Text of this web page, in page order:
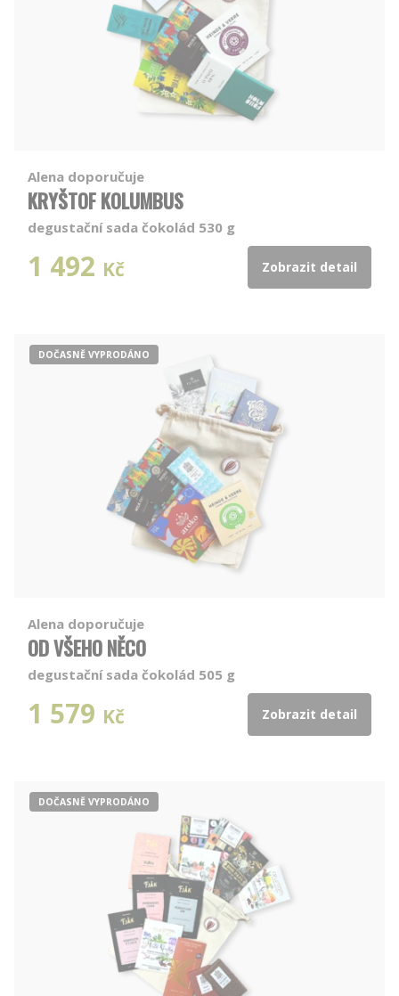
Alena doporučuje
KRYŠTOF KOLUMBUS
degustační sada čokolád 530 g
1 492 Kč Zobrazit detail
DOČASNĚ VYPRODÁNO
Alena doporučuje
OD VŠEHO NĚCO
degustační sada čokolád 505 g
1 579 Kč Zobrazit detail
DOČASNĚ VYPRODÁNO